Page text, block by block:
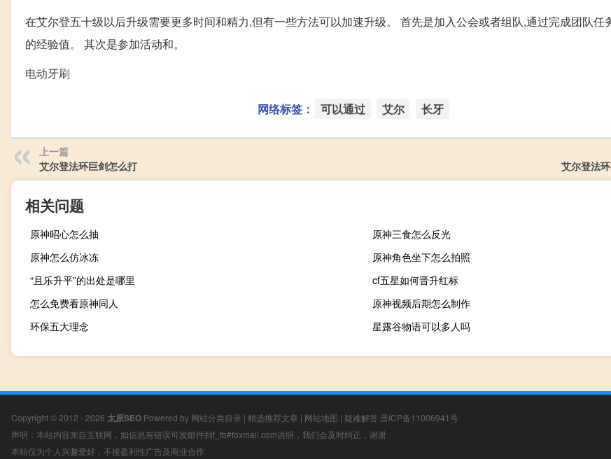
在艾尔登五十级以后升级需要更多时间和精力,但有一些方法可以加速升级。 首先是加入公会或者组队,通过完成团队任
的经验值。 其次是参加活动和。
电动牙刷
网络标签： 可以通过 艾尔 长牙
上一篇
艾尔登法环巨剑怎么打
艾尔登法
相关问题
原神昭心怎么抽
原神三食怎么反光
原神怎么仿冰冻
原神角色坐下怎么拍照
“且乐升平”的出处是哪里
cf五星如何晋升红标
怎么免费看原神同人
原神视频后期怎么制作
环保五大理念
星露谷物语可以多人吗
Copyright © 2012 - 2026 太原SEO Powered by 网站分类目录 | 精选推荐文章 | 网站地图 | 疑难解答 晋ICP备11006941号
声明：本站内容来自互联网，如信息有错误可发邮件到f_fb#foxmail.com说明，我们会及时纠正，谢谢
本站仅为个人兴趣爱好，不接盈利性广告及商业合作